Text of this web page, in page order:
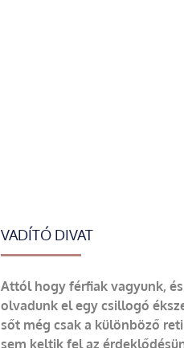
VADÍTÓ DIVAT
Attól hogy férfiak vagyunk,
olvadunk el egy csillogó
sőt még csak a különböző
sem keltik fel az